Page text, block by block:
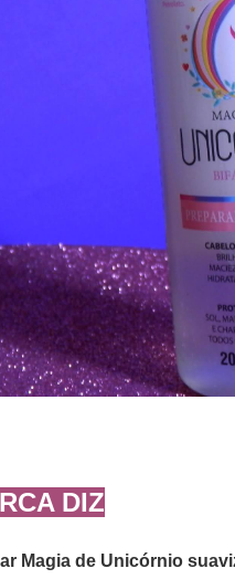
DIZ
Magia de Unicórnio